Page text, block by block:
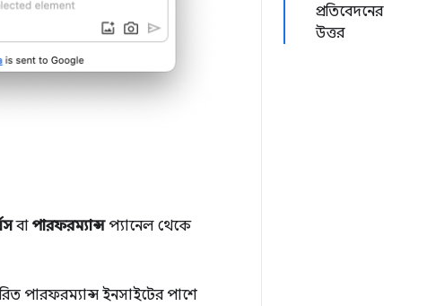
প্রতিবেদনের
উত্তর
বা পারফরম্যান্সপ্যানেল থেকে
পারফরম্যান্স ইনসাইটের পাশে